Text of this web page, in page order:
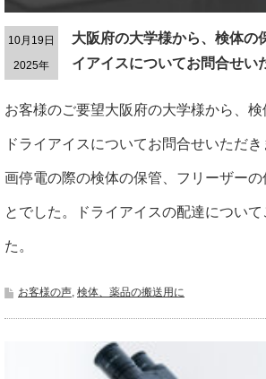
10月19日
2025年
大阪府の大学様から、検体の
イアイスについてお問合せい
お客様のご要望大阪府の大学様から、
ドライアイスについてお問合せいただ
画停電の際の検体の保管、フリーザーの
とでした。ドライアイスの配達につい
た。
お客様の声 検体、薬品の搬送用に